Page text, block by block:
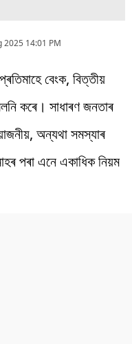
2025 14:01 PM
বেংক, বিত্তীয়
কৰে। সাধাৰণ জনতাৰ
অন্যথা সমস্যাৰ
পৰা এনে একাধিক নিয়ম